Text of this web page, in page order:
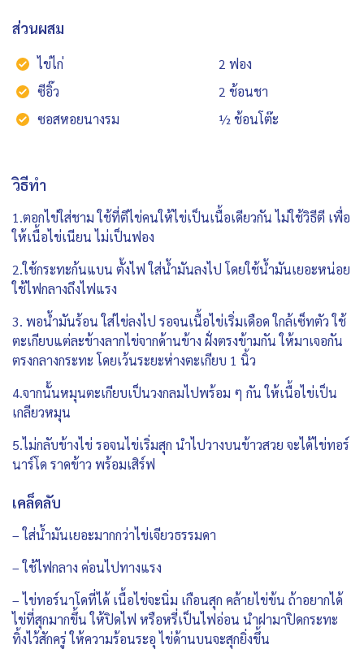
ส่วนผสม
ไข่ไก่
2 ฟอง
ซีอิ๊ว
2 ช้อนชา
ซอสหอยนางรม
½ ช้อนโต๊ะ
วิธีทำ
1.ตอกไข่ใส่ชาม ใช้ที่ตีไข่คนให้ไข่เป็นเนื้อเดียวกัน ไม่ใช้วิธีตี เพื่อ
ให้เนื้อไข่เนียน ไม่เป็นฟอง
2.ใช้กระทะก้นแบน ตั้งไฟ ใส่น้ำมันลงไป โดยใช้น้ำมันเยอะหน่อย
ใช้ไฟกลางถึงไฟแรง
3. พอน้ำมันร้อน ใส่ไข่ลงไป รอจนเนื้อไข่เริ่มเดือด ใกล้เซ็ทตัว ใช้
ตะเกียบแต่ละข้างลากไข่จากด้านข้าง ฝั่งตรงข้ามกัน ให้มาเจอกัน
ตรงกลางกระทะ โดยเว้นระยะห่างตะเกียบ 1 นิ้ว
4.จากนั้นหมุนตะเกียบเป็นวงกลมไปพร้อม ๆ กัน ให้เนื้อไข่เป็น
เกลียวหมุน
5.ไม่กลับข้างไข่ รอจนไข่เริ่มสุก นำไปวางบนข้าวสวย จะได้ไข่ทอร์
นาร์โด ราดข้าว พร้อมเสิร์ฟ
เคล็ดลับ
– ใส่น้ำมันเยอะมากกว่าไข่เจียวธรรมดา
– ใช้ไฟกลาง ค่อนไปทางแรง
– ไข่ทอร์นาโดที่ได้ เนื้อไข่จะนิ่ม เกือนสุก คล้ายไข่ข้น ถ้าอยากได้
ไข่ที่สุกมากขึ้น ให้ปิดไฟ หรือหรี่เป็นไฟอ่อน นำฝามาปิดกระทะ
ทิ้งไว้สักครู่ ให้ความร้อนระอุ ไข่ด้านบนจะสุกยิ่งขึ้น